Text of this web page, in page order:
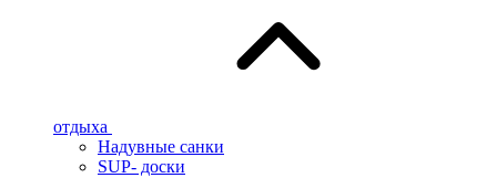
отдыха
Надувные санки
SUP- доски